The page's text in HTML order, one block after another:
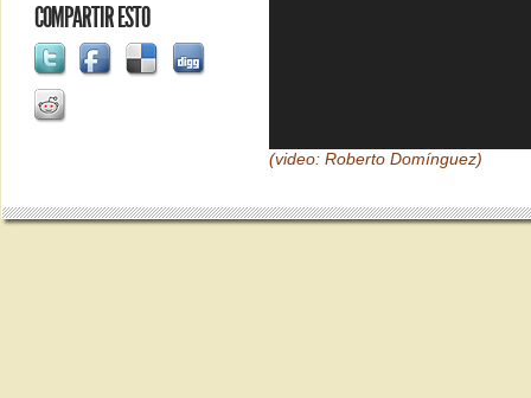
COMPARTIR ESTO
(video: Roberto Domínguez)